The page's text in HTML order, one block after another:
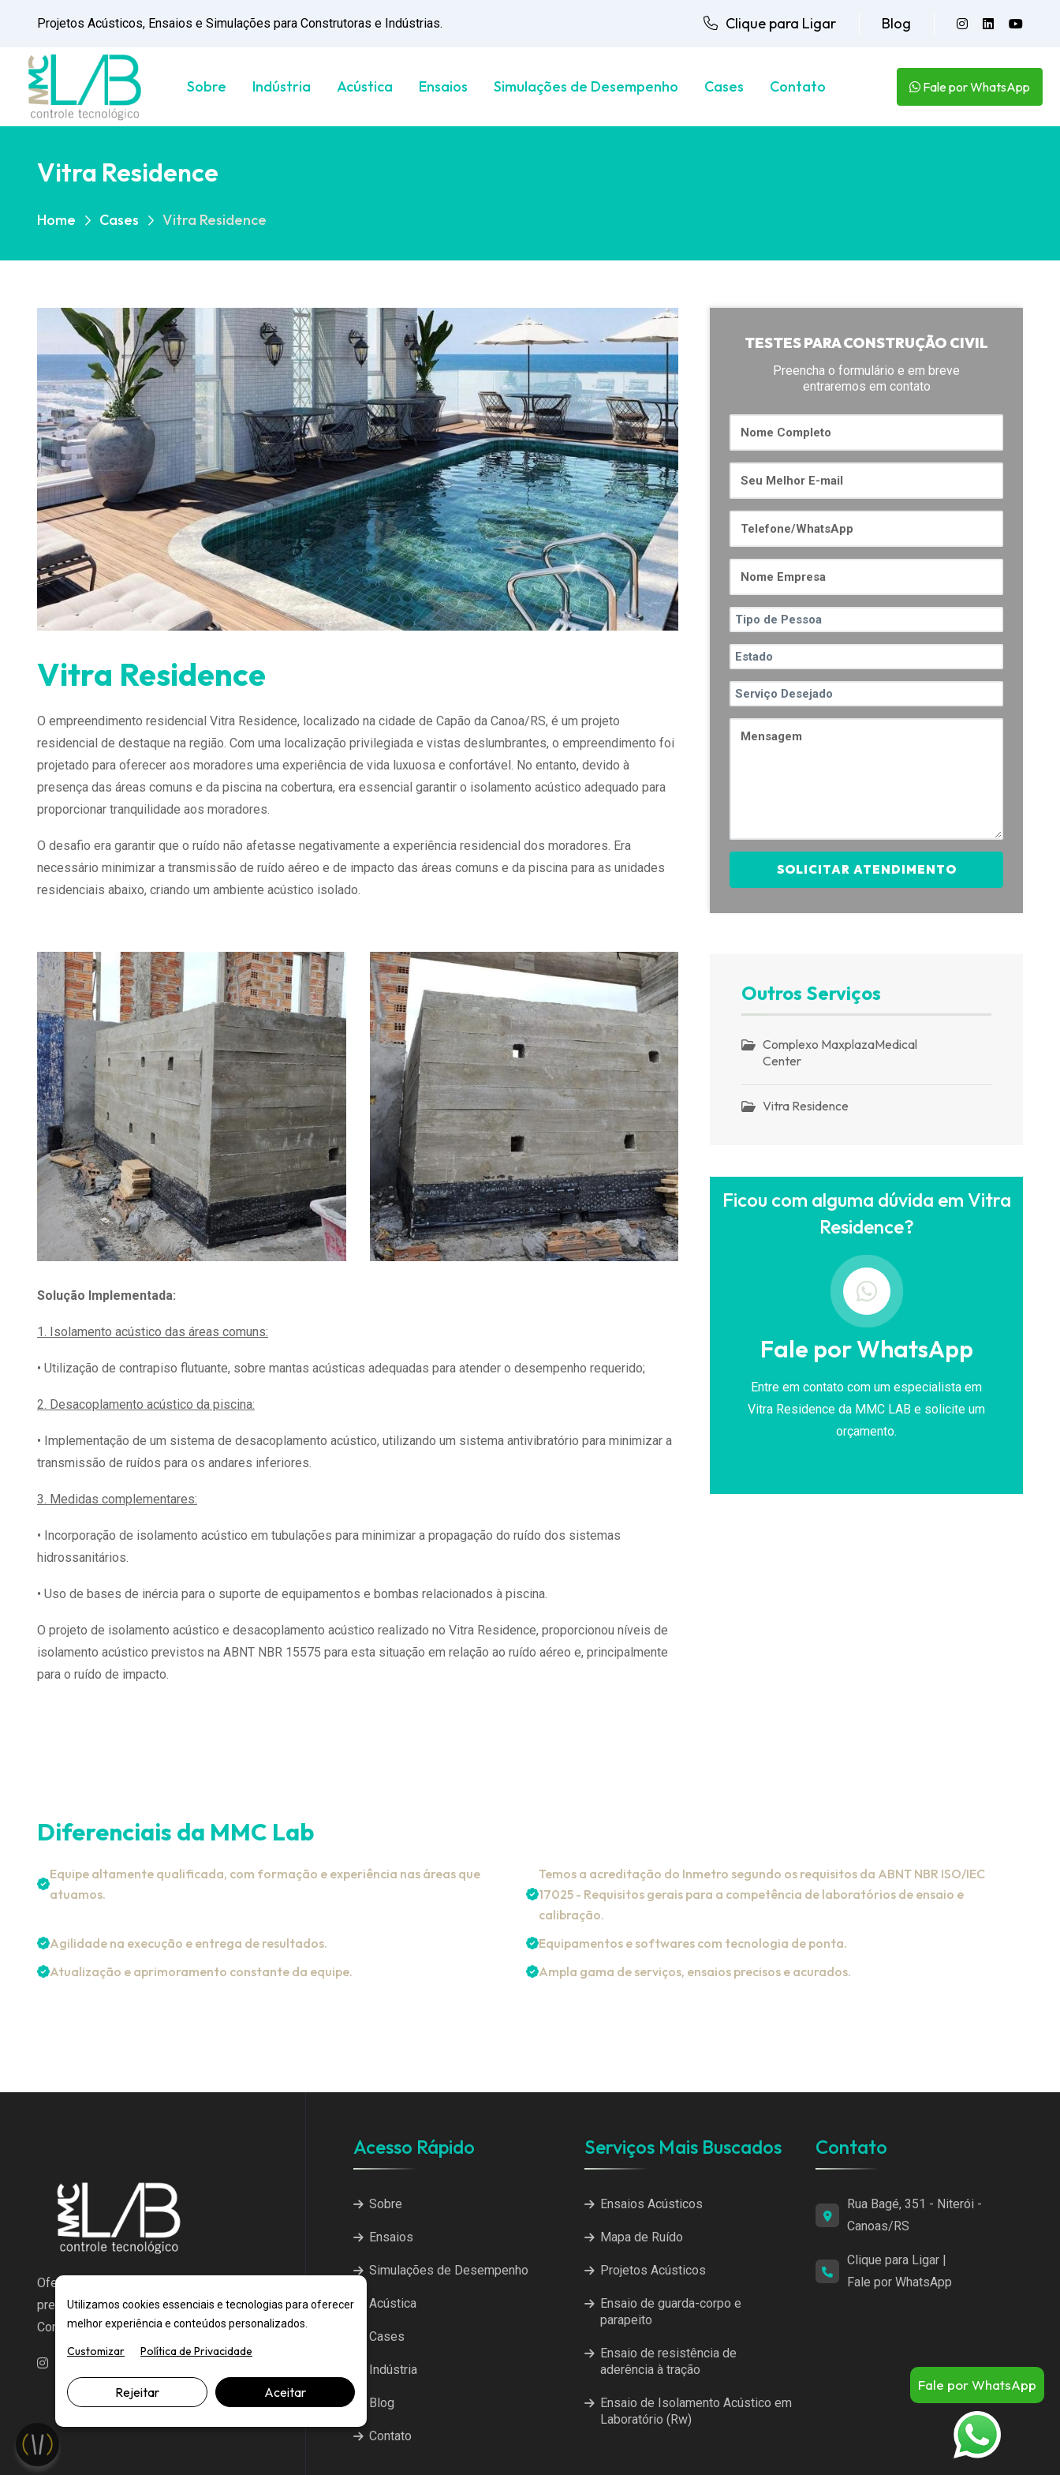
Projetos Acústicos, Ensaios e Simulações para Construtoras e Indústrias. Clique para Ligar Blog
Sobre Indústria Acústica Ensaios Simulações de Desempenho Cases Contato Fale por WhatsApp
Vitra Residence
Home Cases Vitra Residence
Vitra Residence
O empreendimento residencial Vitra Residence, localizado na cidade de Capão da Canoa/RS, é um projeto
residencial de destaque na região. Com uma localização privilegiada e vistas deslumbrantes, o empreendimento foi
projetado para oferecer aos moradores uma experiência de vida luxuosa e confortável. No entanto, devido à
presença das áreas comuns e da piscina na cobertura, era essencial garantir o isolamento acústico adequado para
proporcionar tranquilidade aos moradores.
O desafio era garantir que o ruído não afetasse negativamente a experiência residencial dos moradores. Era
necessário minimizar a transmissão de ruído aéreo e de impacto das áreas comuns e da piscina para as unidades
residenciais abaixo, criando um ambiente acústico isolado.
Solução Implementada:
1. Isolamento acústico das áreas comuns:
• Utilização de contrapiso flutuante, sobre mantas acústicas adequadas para atender o desempenho requerido;
2. Desacoplamento acústico da piscina:
• Implementação de um sistema de desacoplamento acústico, utilizando um sistema antivibratório para minimizar a
transmissão de ruídos para os andares inferiores.
3. Medidas complementares:
• Incorporação de isolamento acústico em tubulações para minimizar a propagação do ruído dos sistemas
hidrossanitários.
• Uso de bases de inércia para o suporte de equipamentos e bombas relacionados à piscina.
O projeto de isolamento acústico e desacoplamento acústico realizado no Vitra Residence, proporcionou níveis de
isolamento acústico previstos na ABNT NBR 15575 para esta situação em relação ao ruído aéreo e, principalmente
para o ruído de impacto.
TESTES PARA CONSTRUÇÃO CIVIL
Preencha o formulário e em breve
entraremos em contato
SOLICITAR ATENDIMENTO
Outros Serviços
Complexo MaxplazaMedical
Center
Vitra Residence
Ficou com alguma dúvida em Vitra
Residence?
Fale por WhatsApp
Entre em contato com um especialista em
Vitra Residence da MMC LAB e solicite um
orçamento.
Diferenciais da MMC Lab
Equipe altamente qualificada, com formação e experiência nas áreas que
atuamos.
Temos a acreditação do Inmetro segundo os requisitos da ABNT NBR ISO/IEC
17025 - Requisitos gerais para a competência de laboratórios de ensaio e
calibração.
Agilidade na execução e entrega de resultados.
Equipamentos e softwares com tecnologia de ponta.
Atualização e aprimoramento constante da equipe.
Ampla gama de serviços, ensaios precisos e acurados.
Oferecemos testes confiáveis e
precisos de alta tecnologia para
Construção Civil no Brasil.
Acesso Rápido
Sobre
Ensaios
Simulações de Desempenho
Acústica
Cases
Indústria
Blog
Contato
Serviços Mais Buscados
Ensaios Acústicos
Mapa de Ruído
Projetos Acústicos
Ensaio de guarda-corpo e
parapeito
Ensaio de resistência de
aderência à tração
Ensaio de Isolamento Acústico em
Laboratório (Rw)
Contato
Rua Bagé, 351 - Niterói -
Canoas/RS
Clique para Ligar
Fale por WhatsApp
Fale por WhatsApp
Utilizamos cookies essenciais e tecnologias para oferecer
melhor experiência e conteúdos personalizados.
Customizar Política de Privacidade
Rejeitar Aceitar